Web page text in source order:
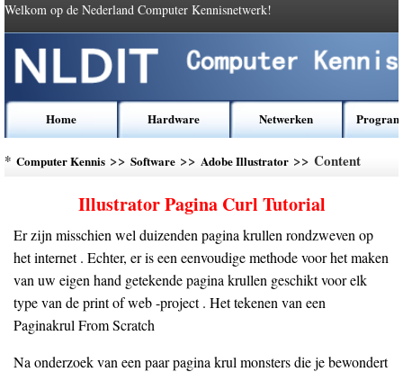
Welkom op de Nederland Computer Kennisnetwerk!
Home Hardware Netwerken
* Computer Kennis >> Software >> Adobe Illustrator >> Content
Illustrator Pagina Curl Tutorial
Er zijn misschien wel duizenden pagina krullen rondzweven op
het internet . Echter, er is een eenvoudige methode voor het maken
van uw eigen hand getekende pagina krullen geschikt voor elk
type van de print of web -project . Het tekenen van een
Paginakrul From Scratch
Na onderzoek van een paar pagina krul monsters die je bewondert